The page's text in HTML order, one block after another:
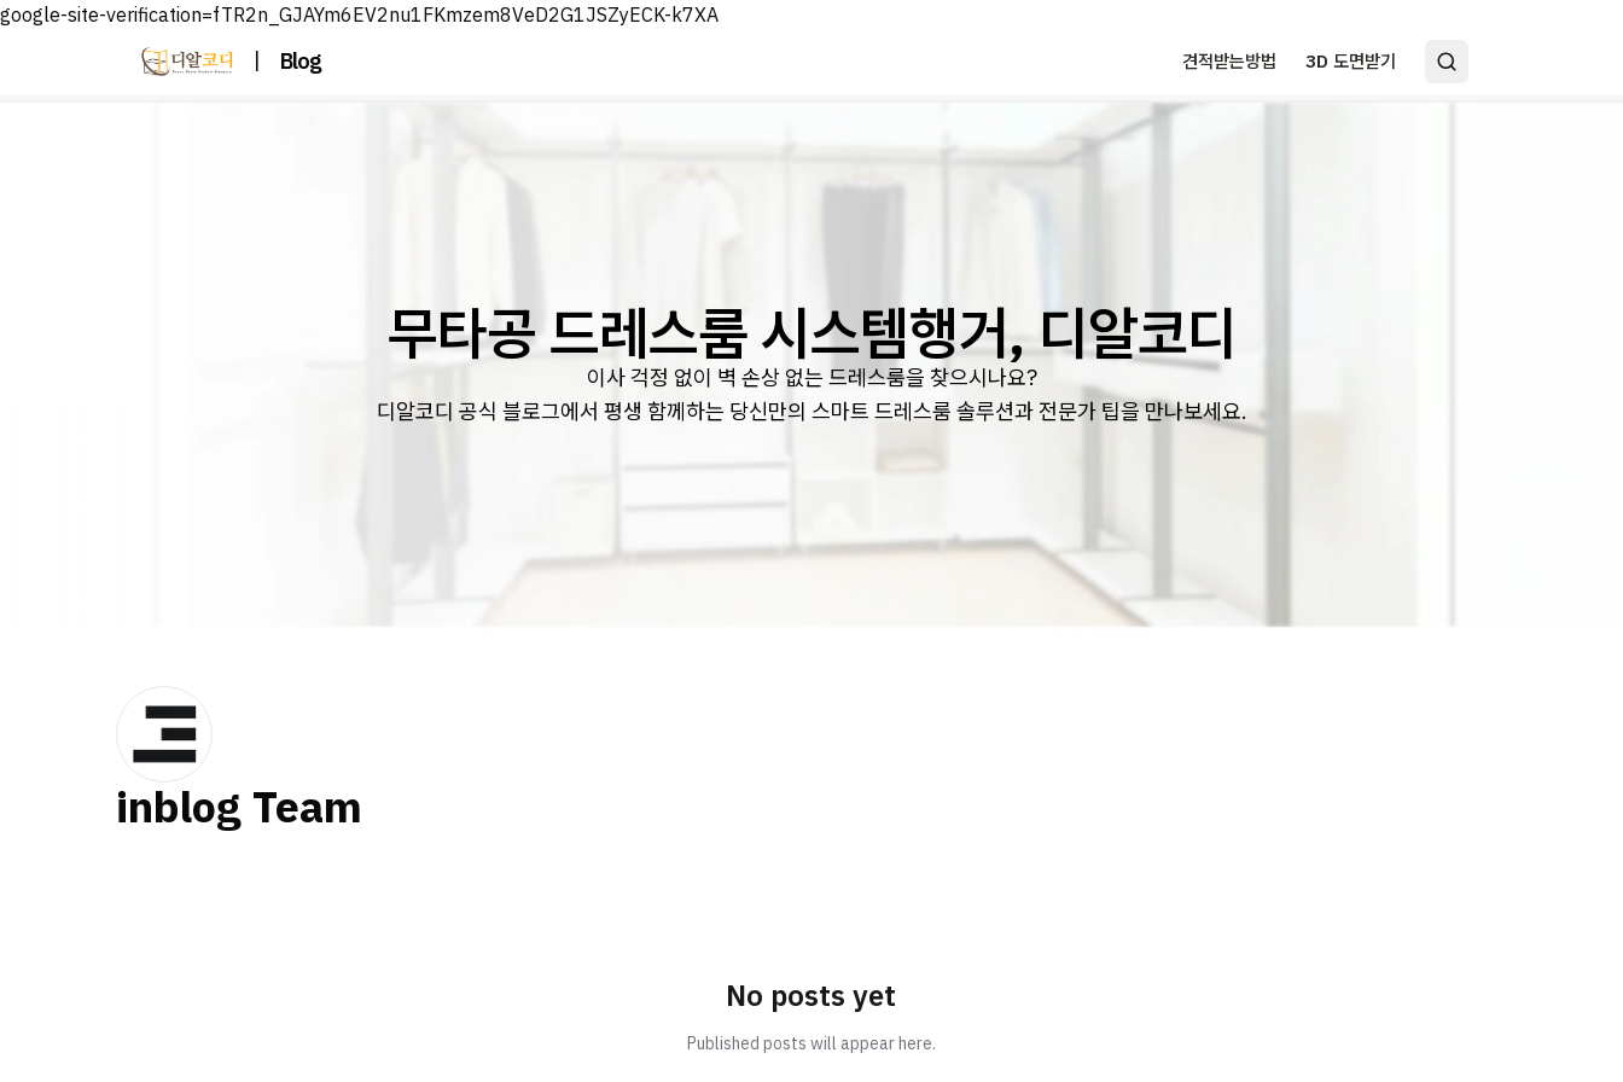
google-site-verification=fTR2n_GJAYm6EV2nu1FKmzem8VeD2G1JSZyECK-k7XA
| Blog 견적받는방법 3D 도면받기
무타공 드레스룸 시스템행거, 디알코디
이사 걱정 없이 벽 손상 없는 드레스룸을 찾으시나요?
디알코디 공식 블로그에서 평생 함께하는 당신만의 스마트 드레스룸 솔루션과 전문가 팁을 만나보세요.
inblog Team
No posts yet
Published posts will appear here.